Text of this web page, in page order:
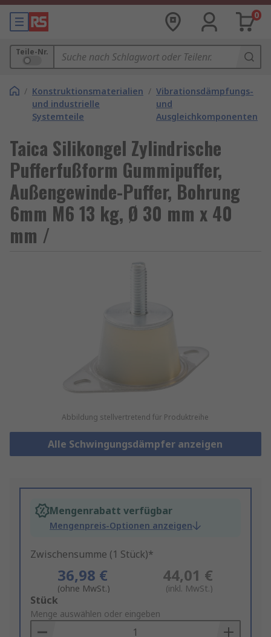
0
Teile-Nr.
/ Konstruktionsmaterialien
und industrielle
Systemteile
/ Vibrationsdämpfungs-
und
Ausgleichkomponenten
Taica Silikongel Zylindrische
Pufferfußform Gummipuffer,
Außengewinde-Puffer, Bohrung
6mm M6 13 kg, Ø 30 mm x 40
mm /
Abbildung stellvertretend für Produktreihe
Alle Schwingungsdämpfer anzeigen
Mengenrabatt verfügbar
Mengenpreis-Optionen anzeigen
Zwischensumme (1 Stück)*
36,98 €
(ohne MwSt.)
44,01 €
(inkl. MwSt.)
Add
to
Basket
Stück
Menge auswählen oder eingeben